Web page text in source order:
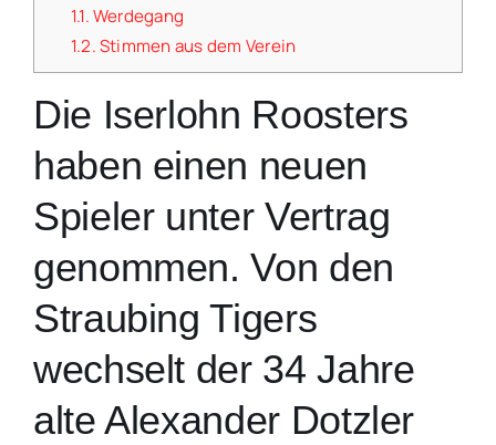
1.1.Werdegang
1.2.Stimmen aus dem Verein
Die Iserlohn Roosters
haben einen neuen
Spieler unter Vertrag
genommen. Von den
Straubing Tigers
wechselt der 34 Jahre
alte Alexander Dotzler